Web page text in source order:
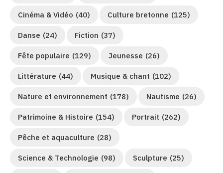
Cinéma & Vidéo (40) Culture bretonne (125)
Danse (24) Fiction (37)
Fête populaire (129) Jeunesse (26)
Littérature (44) Musique & chant (102)
Nature et environnement (178) Nautisme (26)
Patrimoine & Histoire (154) Portrait (262)
Pêche et aquaculture (28)
Science & Technologie (98) Sculpture (25)